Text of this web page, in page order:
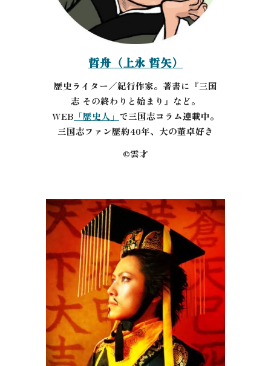
哲舟（上永 哲矢）
歴史ライター／紀行作家。著書に『三国
志 その終わりと始まり』など。
WEB 「歴史人」 で三国志コラム連載中。
三国志ファン歴約40年、大の董卓好き
©雲才